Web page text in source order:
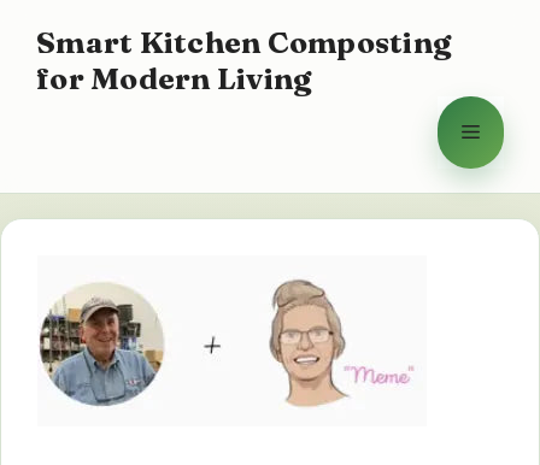
contenu
Smart Kitchen Composting
for Modern Living
Menu